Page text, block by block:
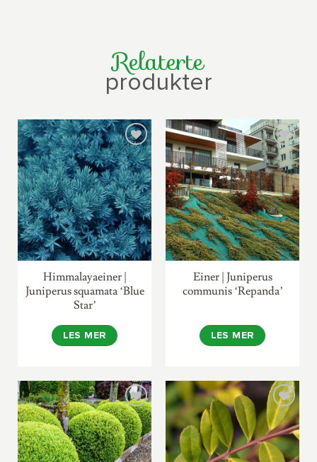
Relaterte
produkter
Himmalayaeiner |
Juniperus squamata ‘Blue
Star’
LES MER
Einer | Juniperus
communis ‘Repanda’
LES MER